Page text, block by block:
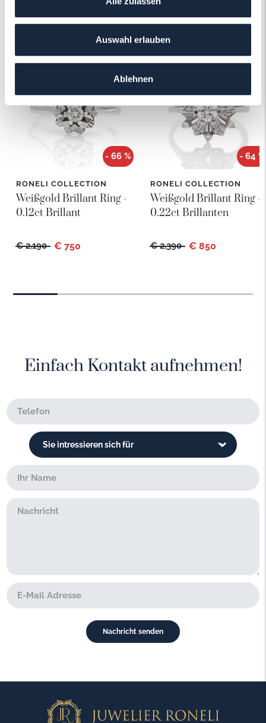
Auswahl erlauben
Ablehnen
Das könnte Ihnen auch gefallen!
- 66 %
RONELI COLLECTION
Weißgold Brillant Ring -
0.12ct Brillant
€ 2.190 € 750
- 64 %
RONELI COLLECTION
Weißgold Brillant Ring -
0.22ct Brillanten
€ 2.390 € 850
Einfach Kontakt aufnehmen!